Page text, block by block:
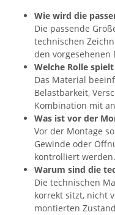
Wie wird die
Die passende
technischen
den vorgesehenen
Welche Rolle
Das Material
Belastbarkeit,
Kombination mit
Was ist vor der
Vor der Montage
Gewinde oder
kontrolliert werden.
Warum sind die
Die technischen
korrekt sitzt, nicht
montierten